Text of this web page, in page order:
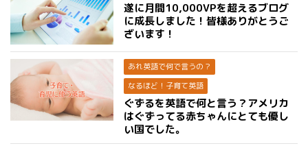
遂に月間10,000VPを超えるブログ
に成長しました！皆様ありがとうご
ざいます！
あれ英語で何で言うの？
なるほど！子育て英語
ぐずるを英語で何と言う？アメリカ
はぐずってる赤ちゃんにとても優し
い国でした。